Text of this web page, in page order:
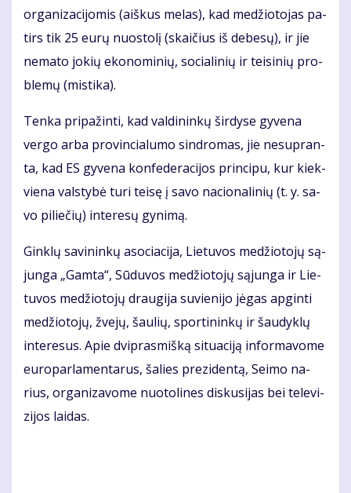
or­ga­ni­za­ci­jo­mis (aiš­kus me­las), kad me­džio­to­jas pa­
tirs tik 25 eu­rų nuos­to­lį (skai­čius iš de­be­sų), ir jie
ne­ma­to jo­kių eko­no­mi­nių, so­cia­li­nių ir tei­si­nių pro­
ble­mų (mis­ti­ka).
Ten­ka pri­pa­žin­ti, kad val­di­nin­kų šir­dy­se gy­ve­na
ver­go ar­ba pro­vin­cia­lu­mo sin­dro­mas, jie ne­su­pran­
ta, kad ES gy­ve­na kon­fe­de­ra­ci­jos prin­ci­pu, kur kiek­
vie­na vals­ty­bė tu­ri tei­sę į sa­vo na­cio­na­li­nių (t. y. sa­
vo pi­lie­čių) in­te­re­sų gy­ni­mą.
Gin­klų sa­vi­nin­kų aso­cia­ci­ja, Lie­tu­vos me­džio­to­jų są­
jun­ga „Gam­ta“, Sū­du­vos me­džio­to­jų są­jun­ga ir Lie­
tu­vos me­džio­to­jų drau­gi­ja su­vie­ni­jo jė­gas ap­gin­ti
me­džio­to­jų, žve­jų, šau­lių, spor­ti­nin­kų ir šau­dyk­lų
in­te­re­sus. Apie dvi­pras­miš­ką si­tu­a­ci­ją in­for­ma­vo­me
eu­ro­par­la­men­ta­rus, ša­lies pre­zi­den­tą, Sei­mo na­
rius, or­ga­ni­za­vo­me nuo­to­li­nes dis­ku­si­jas bei te­le­vi­
zi­jos lai­das.